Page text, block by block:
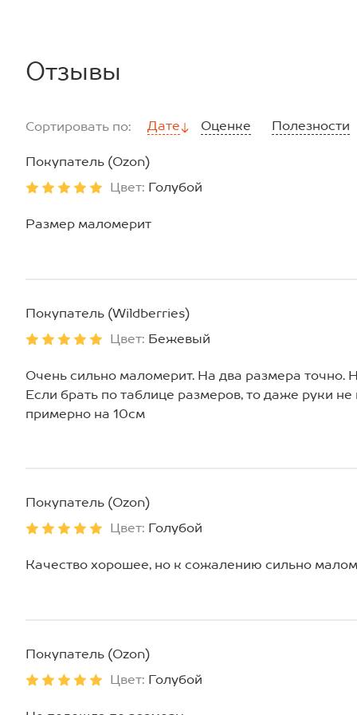
Отзывы
Сортировать по: Дате Оценке Полезности
Покупатель (Ozon)
Цвет: Голубой
Размер маломерит
Покупатель (Wildberries)
Цвет: Бежевый
Очень сильно маломерит. На два размера
Если брать по таблице размеров, то даже руки
примерно на 10см
Покупатель (Ozon)
Цвет: Голубой
Качество хорошее, но к сожалению сильно
Покупатель (Ozon)
Цвет: Голубой